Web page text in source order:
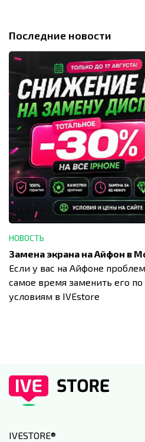
Последние новости
НОВОСТЬ
Замена экрана на Айфон в
Если у вас на Айфоне
самое время заменить его
условиям в IVEstore
IVESTORE®